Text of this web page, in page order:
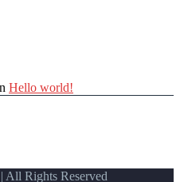
Hello world!
| All Rights Reserved